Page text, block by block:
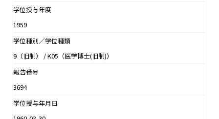
学位授与年度
1959
学位種別／学位種類
9（旧制） / K05（医学博士(旧制)）
報告番号
3694
学位授与年月日